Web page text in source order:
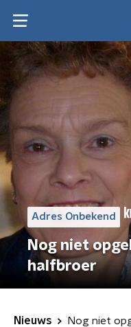
Adres Onbekend
Nog niet
halfbroer
Nieuws Nog niet